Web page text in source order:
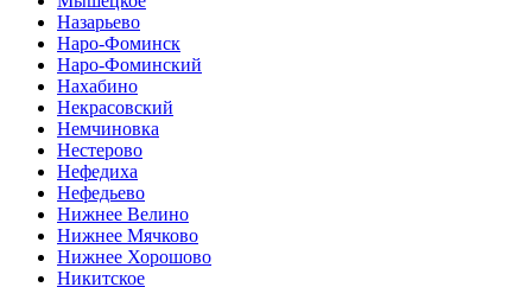
Назарьево
Наро-Фоминск
Наро-Фоминский
Нахабино
Некрасовский
Немчиновка
Нестерово
Нефедиха
Нефедьево
Нижнее Велино
Нижнее Мячково
Нижнее Хорошово
Никитское